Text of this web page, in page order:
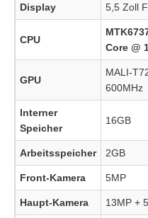
Display 5,5 Zoll
CPU
Core @
GPU
MALI-
600MHz
Interner
Speicher
16GB
Arbeitsspeicher 2GB
Front-Kamera 5MP
Haupt-Kamera 13MP +